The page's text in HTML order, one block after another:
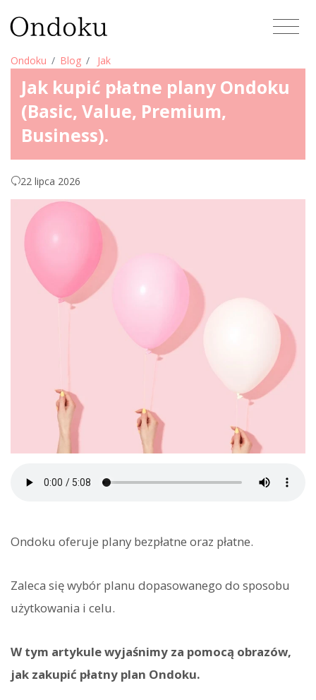
Ondoku Blog Jak
Jak kupić płatne plany Ondoku
(Basic, Value, Premium,
Business).
22 lipca 2026
Ondoku oferuje plany bezpłatne oraz płatne.
Zaleca się wybór planu dopasowanego do sposobu
użytkowania i celu.
W tym artykule wyjaśnimy za pomocą obrazów,
jak zakupić płatny plan Ondoku.